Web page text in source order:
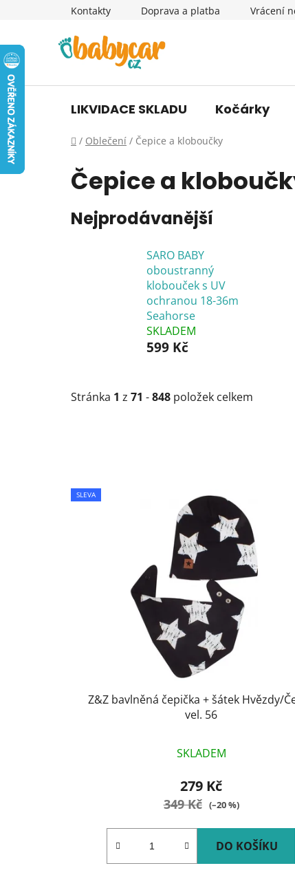
Kontakty Doprava a platba Vrácení
LIKVIDACE SKLADU Kočárky
Domů
/ Oblečení / Čepice a kloboučky
Čepice a
Nejprodávanější
SARO BABY
oboustranný
klobouček s UV
ochranou 18-36m
Seahorse
SKLADEM
599 Kč
Stránka 1 z 71 -848 položek celkem
V
ý
SLEVA
Z&Z bavlněná čepička + šátek Hvězdy/
vel. 56
SKLADEM
279 Kč
349 Kč (–20 %)
DO KOŠÍKU